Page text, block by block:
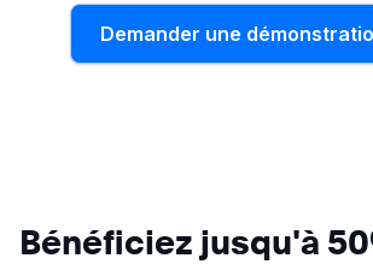
Demander une
Bénéficiez jusqu'à